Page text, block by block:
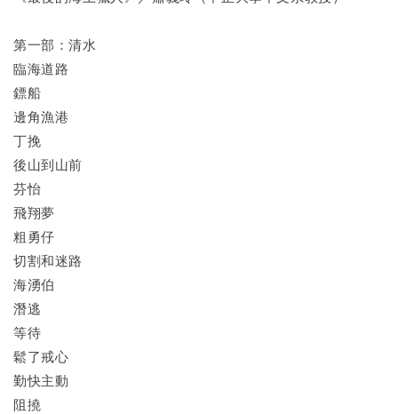
第一部：清水
臨海道路
鏢船
邊角漁港
丁挽
後山到山前
芬怡
飛翔夢
粗勇仔
切割和迷路
海湧伯
潛逃
等待
鬆了戒心
勤快主動
阻撓